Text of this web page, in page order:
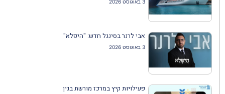
3 באוגוסט 2026
אבי לרנר בסינגל חדש: "היפלא"
3 באוגוסט 2026
פעילויות קיץ במרכז מורשת בגין